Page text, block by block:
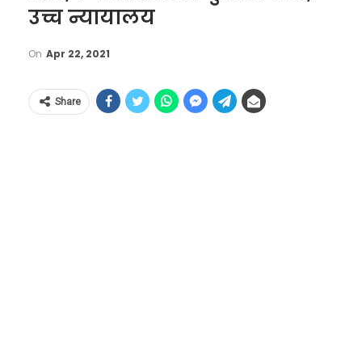
उच्च न्यायालय
On Apr 22, 2021
Share